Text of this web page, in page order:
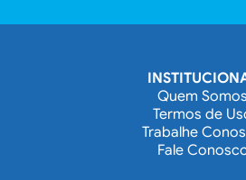
Quem Somos
Termos de
Trabalhe
Fale